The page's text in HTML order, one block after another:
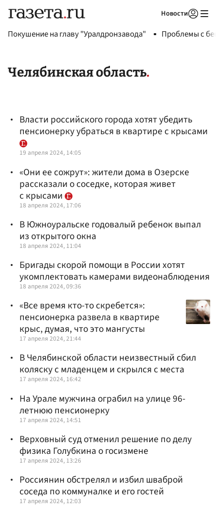
Новости
Покушение на главу "Уралдронзавода" Проблемы с
Челябинская область
Власти российского города хотят убедить
пенсионерку убраться в квартире с крысами
19 апреля 2024, 14:05
«Они ее сожрут»: жители дома в Озерске
рассказали о соседке, которая живет
с крысами
18 апреля 2024, 17:06
В Южноуральске годовалый ребенок выпал
из открытого окна
18 апреля 2024, 11:04
Бригады скорой помощи в России хотят
укомплектовать камерами видеонаблюдения
18 апреля 2024, 09:36
«Все время кто-то скребется»:
пенсионерка развела в квартире
крыс, думая, что это мангусты
17 апреля 2024, 21:44
В Челябинской области неизвестный сбил
коляску с младенцем и скрылся с места
17 апреля 2024, 16:42
На Урале мужчина ограбил на улице 96-
летнюю пенсионерку
17 апреля 2024, 14:51
Верховный суд отменил решение по делу
физика Голубкина о госизмене
17 апреля 2024, 13:26
Россиянин обстрелял и избил шваброй
соседа по коммуналке и его гостей
17 апреля 2024, 12:03